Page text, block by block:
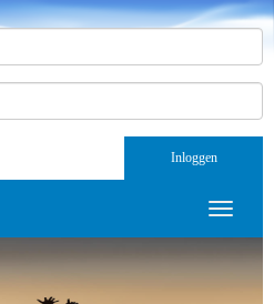
Inloggen
Toggle